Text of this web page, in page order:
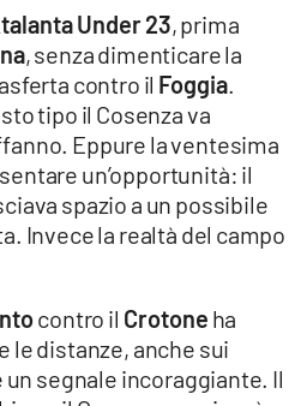
Under 23, prima
, senza dimenticare la
contro il Foggia
tipo il Cosenza va
Eppure la ventesima
un’opportunità: il
spazio a un possibile
Invece la realtà del campo
contro il Crotone ha
distanze, anche sui
segnale incoraggiante. Il